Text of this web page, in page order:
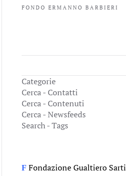
FONDO ERMANNO BARBIERI
Categorie
Cerca - Contatti
Cerca - Contenuti
Cerca - Newsfeeds
Search - Tags
F Fondazione Gualtiero Sarti